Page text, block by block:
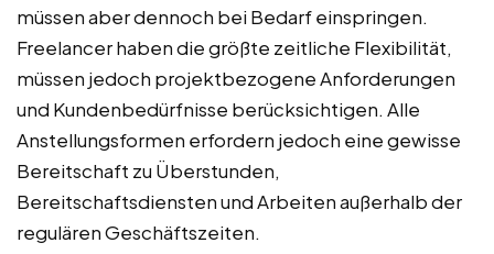
müssen aber dennoch bei Bedarf einspringen.
Freelancer haben die größte zeitliche Flexibilität,
müssen jedoch projektbezogene Anforderungen
und Kundenbedürfnisse berücksichtigen. Alle
Anstellungsformen erfordern jedoch eine gewisse
Bereitschaft zu Überstunden,
Bereitschaftsdiensten und Arbeiten außerhalb der
regulären Geschäftszeiten.